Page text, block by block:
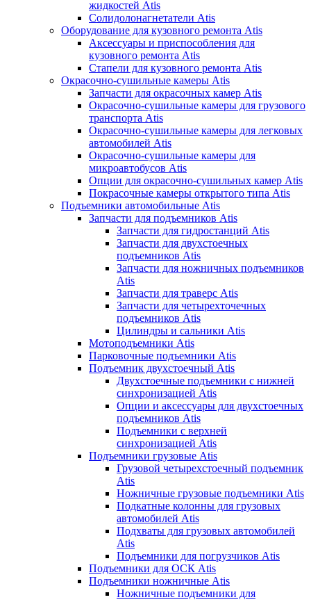
жидкостей Atis
Солидолонагнетатели Atis
Оборудование для кузовного ремонта Atis
Аксессуары и приспособления для
кузовного ремонта Atis
Стапели для кузовного ремонта Atis
Окрасочно-сушильные камеры Atis
Запчасти для окрасочных камер Atis
Окрасочно-сушильные камеры для грузового
транспорта Atis
Окрасочно-сушильные камеры для легковых
автомобилей Atis
Окрасочно-сушильные камеры для
микроавтобусов Atis
Опции для окрасочно-сушильных камер Atis
Покрасочные камеры открытого типа Atis
Подъемники автомобильные Atis
Запчасти для подъемников Atis
Запчасти для гидростанций Atis
Запчасти для двухстоечных
подъемников Atis
Запчасти для ножничных подъемников
Atis
Запчасти для траверс Atis
Запчасти для четырехточечных
подъемников Atis
Цилиндры и сальники Atis
Мотоподъемники Atis
Парковочные подъемники Atis
Подъемник двухстоечный Atis
Двухстоечные подъемники с нижней
синхронизацией Atis
Опции и аксессуары для двухстоечных
подъемников Atis
Подъемники с верхней
синхронизацией Atis
Подъемники грузовые Atis
Грузовой четырехстоечный подъемник
Atis
Ножничные грузовые подъемники Atis
Подкатные колонны для грузовых
автомобилей Atis
Подхваты для грузовых автомобилей
Atis
Подъемники для погрузчиков Atis
Подъемники для ОСК Atis
Подъемники ножничные Atis
Ножничные подъемники для